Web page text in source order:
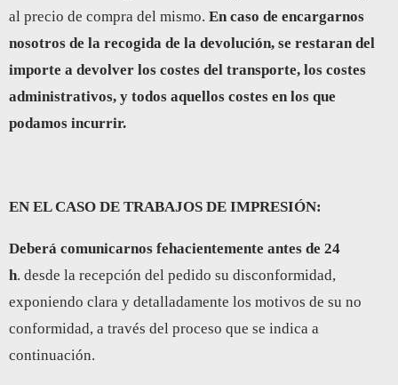
al precio de compra del mismo. En caso de encargarnos
nosotros de la recogida de la devolución, se restaran del
importe a devolver los costes del transporte, los costes
administrativos, y todos aquellos costes en los que
podamos incurrir.
EN EL CASO DE TRABAJOS DE IMPRESIÓN:
Deberá comunicarnos fehacientemente antes de 24
h. desde la recepción del pedido su disconformidad,
exponiendo clara y detalladamente los motivos de su no
conformidad, a través del proceso que se indica a
continuación.